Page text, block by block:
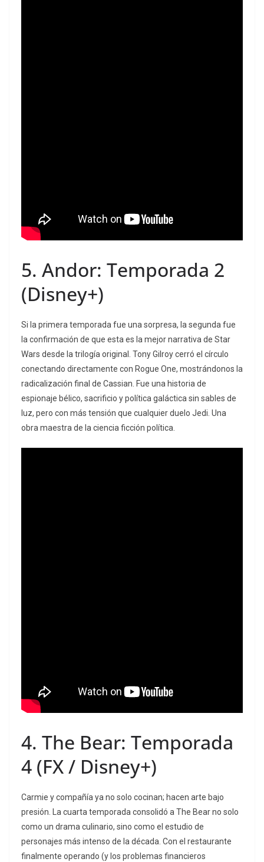
5. Andor: Temporada 2
(Disney+)
Si la primera temporada fue una sorpresa, la segunda fue
la confirmación de que esta es la mejor narrativa de Star
Wars desde la trilogía original. Tony Gilroy cerró el círculo
conectando directamente con Rogue One, mostrándonos la
radicalización final de Cassian. Fue una historia de
espionaje bélico, sacrificio y política galáctica sin sables de
luz, pero con más tensión que cualquier duelo Jedi. Una
obra maestra de la ciencia ficción política.
4. The Bear: Temporada
4 (FX / Disney+)
Carmie y compañía ya no solo cocinan; hacen arte bajo
presión. La cuarta temporada consolidó a The Bearno solo
como un drama culinario, sino como el estudio de
personajes más intenso de la década. Con el restaurante
finalmente operando (y los problemas financieros